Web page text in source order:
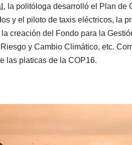
, la politóloga desarrolló el Plan de
y el piloto de taxis eléctricos, la
la creación del Fondo para la
y Cambio Climático, etc.
las platicas de la COP16.